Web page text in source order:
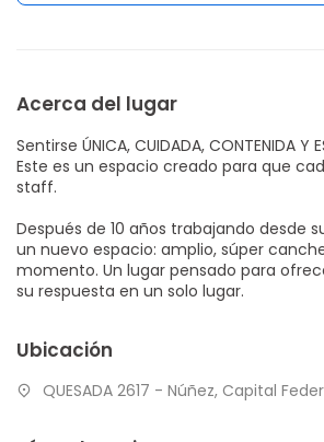
Acerca del lugar
Sentirse ÚNICA, CUIDADA, CONTENIDA Y
Este es un espacio creado para que
staff.
Después de 10 años trabajando desde
un nuevo espacio: amplio, súper
momento. Un lugar pensado para
su respuesta en un solo lugar.
Ubicación
QUESADA 2617 - Núñez, Capital